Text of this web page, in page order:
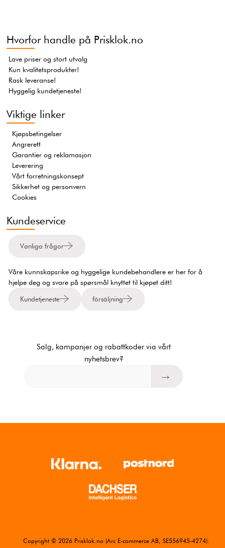
Hvorfor handle på Prisklok.no
Lave priser og stort utvalg
Kun kvalitetsprodukter!
Rask leveranse!
Hyggelig kundetjeneste!
Viktige linker
Kjøpsbetingelser
Angrerett
Garantier og reklamasjon
Leverering
Vårt forretningskonsept
Sikkerhet og personvern
Cookies
Kundeservice
Vanliga frågor
Våre kunnskapsrike og hyggelige kundebehandlere er her for å
hjelpe deg og svare på spørsmål knyttet til kjøpet ditt!
Kundetjeneste försäljning
Salg, kampanjer og rabattkoder via vårt
nyhetsbrev?
Copyright © 2026 Prisklok.no (Arc E-commerce AB, SE556945-4274).